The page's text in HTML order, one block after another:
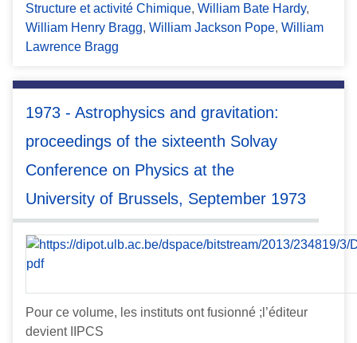
Structure et activité Chimique, William Bate Hardy,
William Henry Bragg, William Jackson Pope, William
Lawrence Bragg
1973 - Astrophysics and gravitation:
proceedings of the sixteenth Solvay
Conference on Physics at the
University of Brussels, September 1973
Pour ce volume, les instituts ont fusionné ;l’éditeur
devient IIPCS